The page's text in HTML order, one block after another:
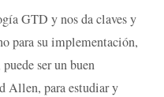
GTD y nos da claves y
para su implementación,
ser un buen
Allen, para estudiar y